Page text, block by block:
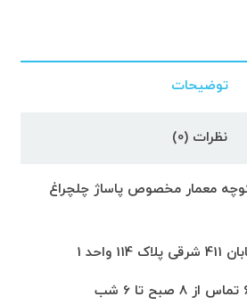
توضیحات
نظرات (0)
کوچه معمار مخصوص پاساژ چلچراغ